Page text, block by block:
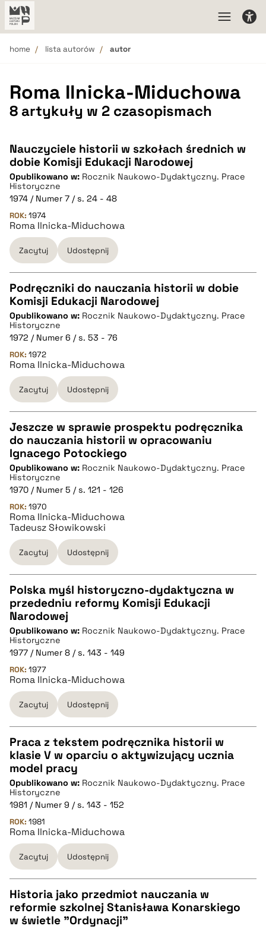
home lista autorów autor
Roma Ilnicka-Miduchowa
8 artykuły w 2 czasopismach
Nauczyciele historii w szkołach średnich w
dobie Komisji Edukacji Narodowej
Opublikowano w: Rocznik Naukowo-Dydaktyczny. Prace
Historyczne
1974 / Numer 7 / s. 24 - 48
ROK: 1974
Roma Ilnicka-Miduchowa
Zacytuj Udostępnij
CZYSTY TEKST
pobierz cytat
BIBTEX
pobierz cytat
Podręczniki do nauczania historii w dobie
Komisji Edukacji Narodowej
Opublikowano w: Rocznik Naukowo-Dydaktyczny. Prace
Historyczne
1972 / Numer 6 / s. 53 - 76
ROK: 1972
Roma Ilnicka-Miduchowa
Zacytuj Udostępnij
CZYSTY TEKST
pobierz cytat
BIBTEX
pobierz cytat
Jeszcze w sprawie prospektu podręcznika
do nauczania historii w opracowaniu
Ignacego Potockiego
Opublikowano w: Rocznik Naukowo-Dydaktyczny. Prace
Historyczne
1970 / Numer 5 / s. 121 - 126
ROK: 1970
Roma Ilnicka-Miduchowa
Tadeusz Słowikowski
Zacytuj Udostępnij
CZYSTY TEKST
pobierz cytat
BIBTEX
pobierz cytat
Polska myśl historyczno-dydaktyczna w
przededniu reformy Komisji Edukacji
Narodowej
Opublikowano w: Rocznik Naukowo-Dydaktyczny. Prace
Historyczne
1977 / Numer 8 / s. 143 - 149
ROK: 1977
Roma Ilnicka-Miduchowa
Zacytuj Udostępnij
CZYSTY TEKST
pobierz cytat
BIBTEX
pobierz cytat
Praca z tekstem podręcznika historii w
klasie V w oparciu o aktywizujący ucznia
model pracy
Opublikowano w: Rocznik Naukowo-Dydaktyczny. Prace
Historyczne
1981 / Numer 9 / s. 143 - 152
ROK: 1981
Roma Ilnicka-Miduchowa
Zacytuj Udostępnij
CZYSTY TEKST
Historia jako przedmiot nauczania w
reformie szkolnej Stanisława Konarskiego
w świetle "Ordynacji"